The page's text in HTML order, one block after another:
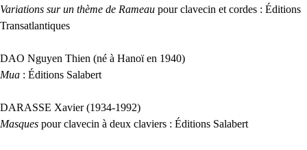
Variations sur un thème de Rameau pour clavecin et cordes : Éditions
Transatlantiques
DAO Nguyen Thien (né à Hanoï en 1940)
Mua : Éditions Salabert
DARASSE Xavier (1934-1992)
Masques pour clavecin à deux claviers : Éditions Salabert